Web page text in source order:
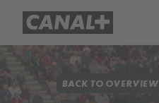
BACK TO OVERVIEW